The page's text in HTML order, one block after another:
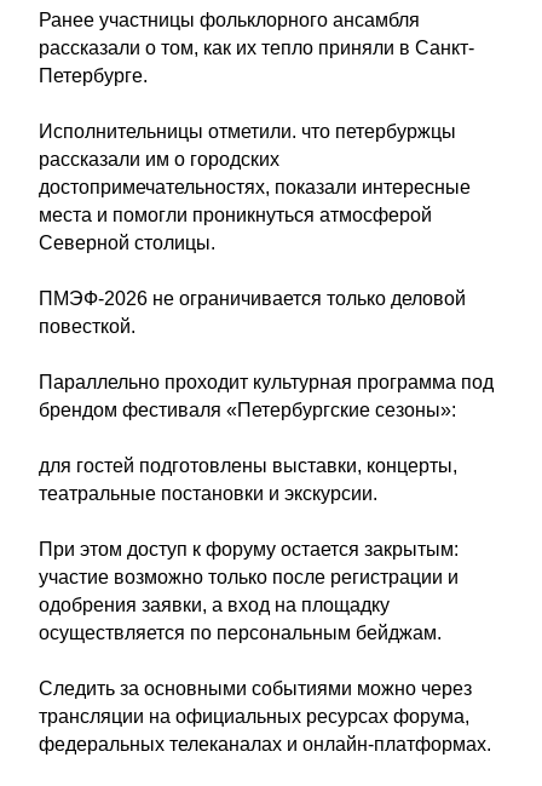
Ранее участницы фольклорного ансамбля
рассказали о том, как их тепло приняли в Санкт-
Петербурге.
Исполнительницы отметили. что петербуржцы
рассказали им о городских
достопримечательностях, показали интересные
места и помогли проникнуться атмосферой
Северной столицы.
ПМЭФ-2026 не ограничивается только деловой
повесткой.
Параллельно проходит культурная программа под
брендом фестиваля «Петербургские сезоны»:
для гостей подготовлены выставки, концерты,
театральные постановки и экскурсии.
При этом доступ к форуму остается закрытым:
участие возможно только после регистрации и
одобрения заявки, а вход на площадку
осуществляется по персональным бейджам.
Следить за основными событиями можно через
трансляции на официальных ресурсах форума,
федеральных телеканалах и онлайн-платформах.